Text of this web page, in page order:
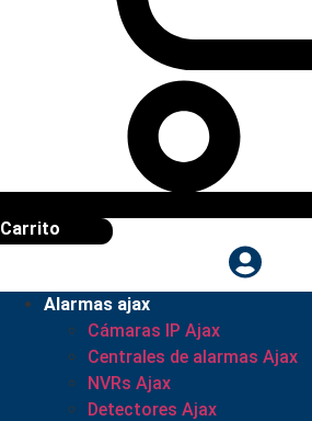
Carrito
Alarmas ajax
Cámaras IP Ajax
Centrales de alarmas Ajax
NVRs Ajax
Detectores Ajax